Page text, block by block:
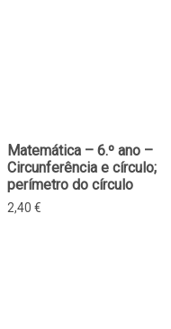
Matemática – 6.º ano –
Circunferência e círculo;
perímetro do círculo
2,40 €